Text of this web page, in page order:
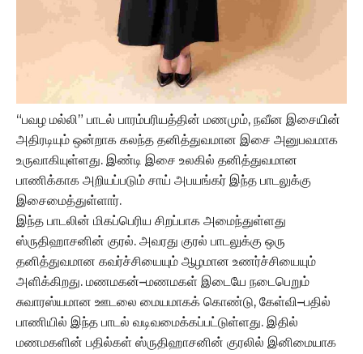
“பவழ மல்லி” பாடல் பாரம்பரியத்தின் மணமும், நவீன இசையின்
அதிரடியும் ஒன்றாக கலந்த தனித்துவமான இசை அனுபவமாக
உருவாகியுள்ளது. இண்டி இசை உலகில் தனித்துவமான
பாணிக்காக அறியப்படும் சாய் அபயங்கர் இந்த பாடலுக்கு
இசைமைத்துள்ளார்.
இந்த பாடலின் மிகப்பெரிய சிறப்பாக அமைந்துள்ளது
ஸ்ருதிஹாசனின் குரல். அவரது குரல் பாடலுக்கு ஒரு
தனித்துவமான கவர்ச்சியையும் ஆழமான உணர்ச்சியையும்
அளிக்கிறது. மணமகன்–மணமகள் இடையே நடைபெறும்
சுவாரஸ்யமான ஊடலை மையமாகக் கொண்டு, கேள்வி–பதில்
பாணியில் இந்த பாடல் வடிவமைக்கப்பட்டுள்ளது. இதில்
மணமகளின் பதில்கள் ஸ்ருதிஹாசனின் குரலில் இனிமையாக